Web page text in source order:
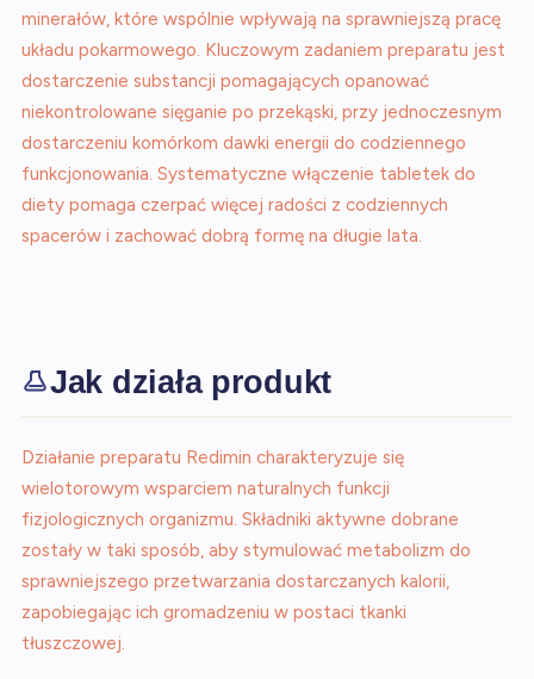
minerałów, które wspólnie wpływają na sprawniejszą pracę
układu pokarmowego. Kluczowym zadaniem preparatu jest
dostarczenie substancji pomagających opanować
niekontrolowane sięganie po przekąski, przy jednoczesnym
dostarczeniu komórkom dawki energii do codziennego
funkcjonowania. Systematyczne włączenie tabletek do
diety pomaga czerpać więcej radości z codziennych
spacerów i zachować dobrą formę na długie lata.
Jak działa produkt
Działanie preparatu Redimin charakteryzuje się
wielotorowym wsparciem naturalnych funkcji
fizjologicznych organizmu. Składniki aktywne dobrane
zostały w taki sposób, aby stymulować metabolizm do
sprawniejszego przetwarzania dostarczanych kalorii,
zapobiegając ich gromadzeniu w postaci tkanki
tłuszczowej.